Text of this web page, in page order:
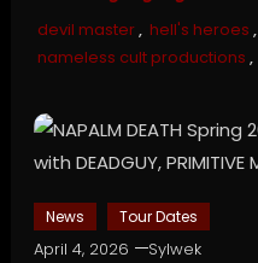
devil master, hell's heroes ,
nameless cult productions ,
News Tour Dates
April 4, 2026 Sylwek